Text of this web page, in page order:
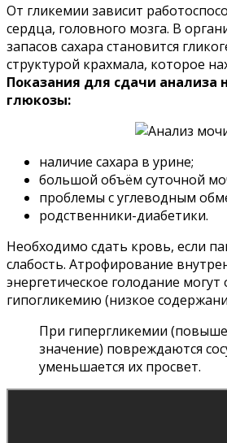
От гликемии зависит
сердца, головного мозга. В
запасов сахара становится
структурой крахмала, которое
Показания для сдачи анализа
глюкозы:
наличие сахара в урине;
большой объём суточной
проблемы с углеводным
родственники-диабетики.
Необходимо сдать кровь, если
слабость. Атрофирование
энергетическое голодание могут
гипогликемию (низкое
При гипергликемии
значение) повреждаются
уменьшается их просвет.